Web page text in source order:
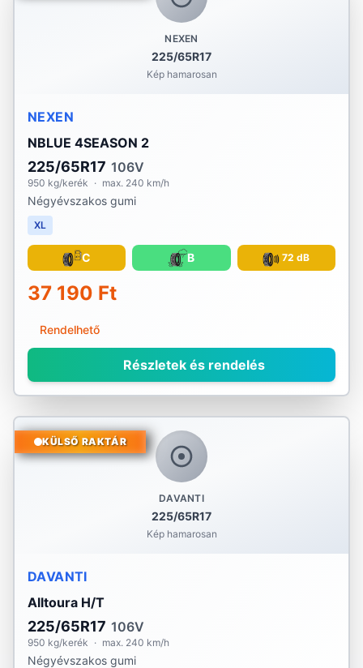
NEXEN
225/65R17
Kép hamarosan
NEXEN
NBLUE 4SEASON 2
225/65R17 106V
950 kg/kerék · max. 240 km/h
Négyévszakos gumi
XL
C B 72 dB
37 190 Ft
Rendelhető
Részletek és rendelés
DAVANTI
225/65R17
Kép hamarosan
KÜLSŐ RAKTÁR
DAVANTI
Alltoura H/T
225/65R17 106V
950 kg/kerék · max. 240 km/h
Négyévszakos gumi